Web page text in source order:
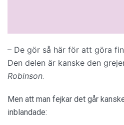
– De gör så här för att göra
Den delen är kanske den
Robinson.
Men att man fejkar det går
inblandade: